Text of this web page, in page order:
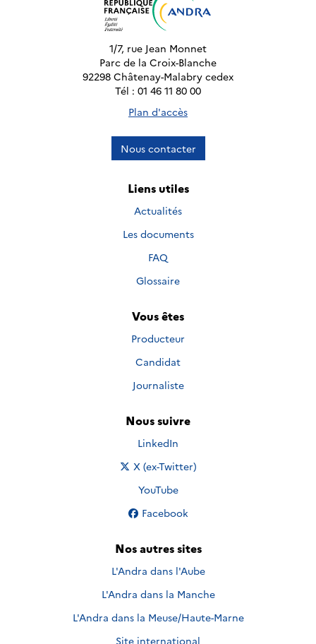
1/7, rue Jean Monnet
Parc de la Croix-Blanche
92298 Châtenay-Malabry cedex
Tél : 01 46 11 80 00
Plan d'accès
Nous contacter
Liens utiles
Actualités
Les documents
FAQ
Glossaire
Vous êtes
Producteur
Candidat
Journaliste
Nous suivre
Nous suivre sur
LinkedIn
Nous suivre sur
X (ex-Twitter)
Nous suivre sur
YouTube
Nous suivre sur
Facebook
Nos autres sites
L'Andra dans l'Aube
L'Andra dans la Manche
L'Andra dans la Meuse/Haute-Marne
Site international